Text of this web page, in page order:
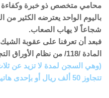
محامي متخصص ذو خبرة وكفاءة
باليوم الواحد يعترضه الكثير
شجاعاً لا يهاب الصعاب.
فبعد أن تعرفنا على عقوبة
المادة /118/ من نظام الأوراق التجارية.
(وهي السجن لمدة لا تزيد عن
تتجاوز 50 ألف ريال أو بإحدى هاتين العقوبتين.